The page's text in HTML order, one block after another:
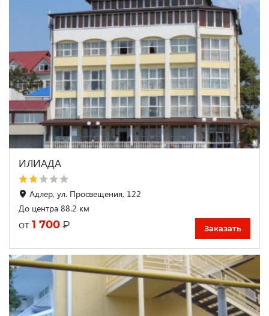
ИЛИАДА
Адлер, ул. Просвещения, 122
До центра 88.2 км
от 1 700 ₽ Заказать